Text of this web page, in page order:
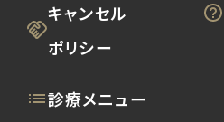
キャンセル
ポリシー
診療メニュー